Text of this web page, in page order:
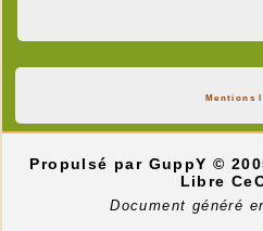
Mentions
Propulsé par GuppY©
Libre
Document généré